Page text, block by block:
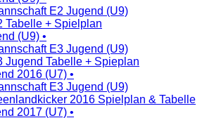
E2 Jugend (U9)
Tabelle + Spielplan
(U9) •
E3 Jugend (U9)
Jugend Tabelle + Spieplan
2016 (U7) •
E3 Jugend (U9)
2016 Spielplan & Tabelle
2017 (U7) •